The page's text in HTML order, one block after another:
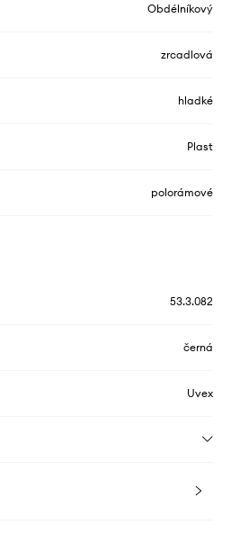
Obdélníkový
zrcadlová
hladké
Plast
polorámové
53.3.082
černá
Uvex